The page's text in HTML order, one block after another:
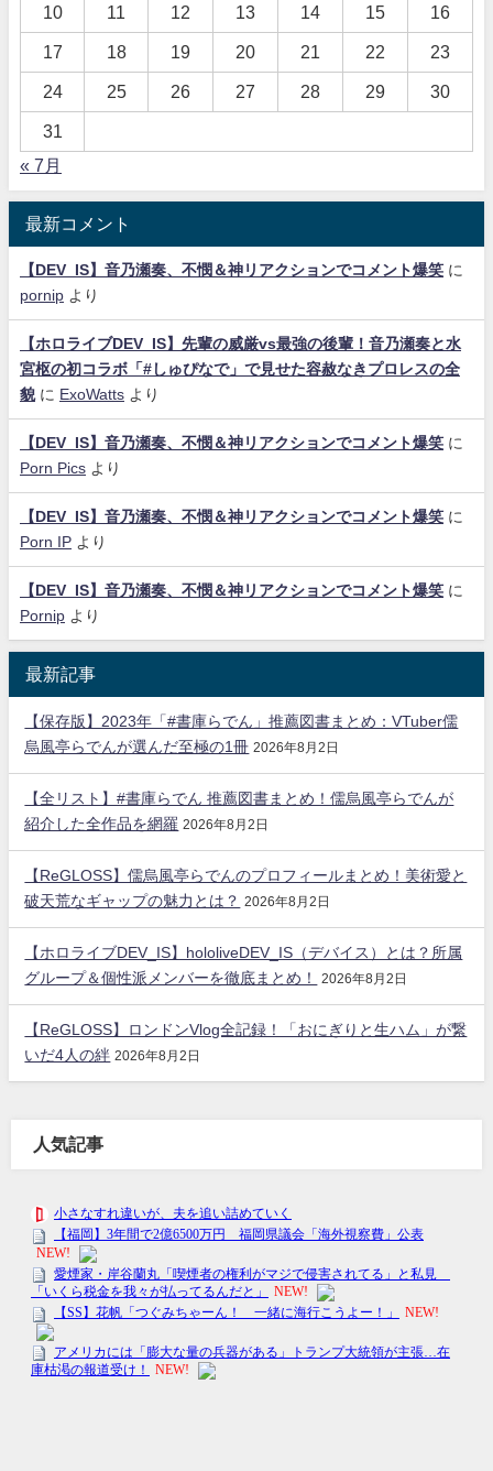
10 11 12 13 14 15 16
17 18 19 20 21 22 23
24 25 26 27 28 29 30
31
« 7月
最新コメント
【DEV_IS】音乃瀬奏、不憫＆神リアクションでコメント爆笑 に
pornip より
【ホロライブDEV_IS】先輩の威厳vs最強の後輩！音乃瀬奏と水
宮枢の初コラボ「#しゅぴなで」で見せた容赦なきプロレスの全
貌に ExoWatts より
【DEV_IS】音乃瀬奏、不憫＆神リアクションでコメント爆笑 に
Porn Pics より
【DEV_IS】音乃瀬奏、不憫＆神リアクションでコメント爆笑 に
Porn IP より
【DEV_IS】音乃瀬奏、不憫＆神リアクションでコメント爆笑 に
Pornip より
最新記事
【保存版】2023年「#書庫らでん」推薦図書まとめ：VTuber儒
烏風亭らでんが選んだ至極の1冊 2026年8月2日
【全リスト】#書庫らでん 推薦図書まとめ！儒烏風亭らでんが
紹介した全作品を網羅 2026年8月2日
【ReGLOSS】儒烏風亭らでんのプロフィールまとめ！美術愛と
破天荒なギャップの魅力とは？
2026年8月2日
【ホロライブDEV_IS】hololiveDEV_IS（デバイス）とは？所属
グループ＆個性派メンバーを徹底まとめ！
2026年8月2日
【ReGLOSS】ロンドンVlog全記録！「おにぎりと生ハム」が繋
いだ4人の絆 2026年8月2日
人気記事